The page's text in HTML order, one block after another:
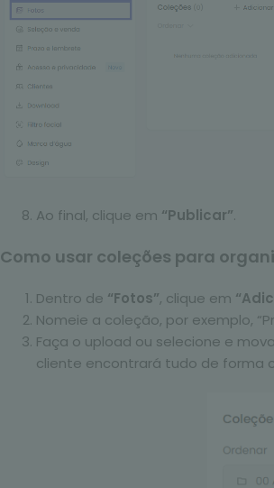
Ao final, clique em “Publicar”.
Como usar coleções para
Dentro de “Fotos”, clique em
Nomeie a coleção, por exemplo,
Faça o upload ou selecione e
cliente encontrará tudo de forma